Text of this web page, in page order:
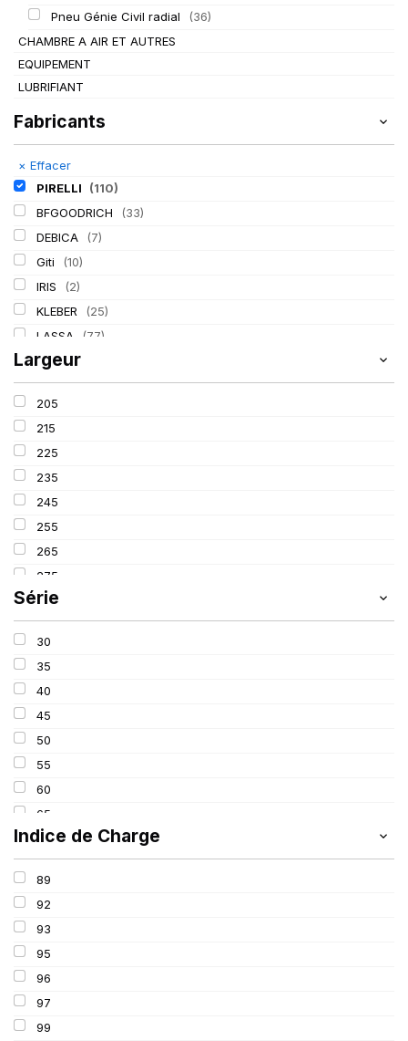
Pneu Génie Civil radial
(36)
CHAMBRE A AIR ET AUTRES
EQUIPEMENT
LUBRIFIANT
Fabricants
× Effacer
PIRELLI
(110)
BFGOODRICH
(33)
DEBICA
(7)
Giti
(10)
IRIS
(2)
KLEBER
(25)
LASSA
(77)
LING LONG
MICHELIN (80)
TIGAR
Largeur
205
215
225
235
245
255
265
275
285
295
315
325
Série
30
35
40
45
50
55
60
65
70
75
80
85
Indice de Charge
89
92
93
95
96
97
99